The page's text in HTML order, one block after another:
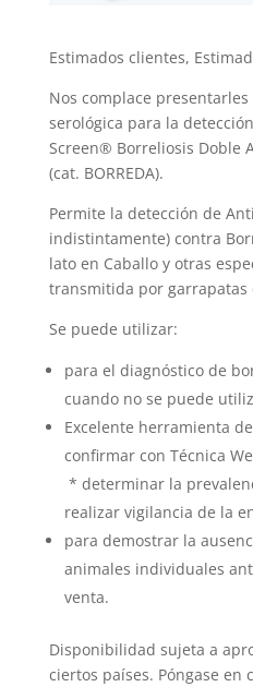
Estimados clientes,
Nos complace
serológica para la
Screen® Borreliosis Doble
(cat. BORREDA).
Permite la detección de
indistintamente) contra
lato en Caballo y otras
transmitida por garrapatas
Se puede utilizar:
para el diagnóstico de
cuando no se puede
Excelente herramienta
confirmar con Técnica
* determinar la
realizar vigilancia de la
para demostrar la
animales individuales
venta.
Disponibilidad sujeta a
ciertos países. Póngase en